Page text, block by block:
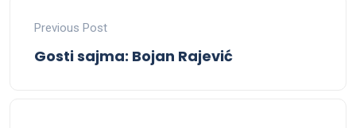
Previous Post
Gosti sajma: Bojan Rajević